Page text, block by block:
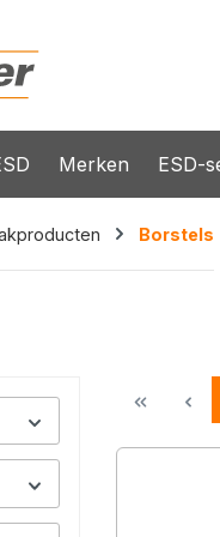
Merken ESD-
Borstels